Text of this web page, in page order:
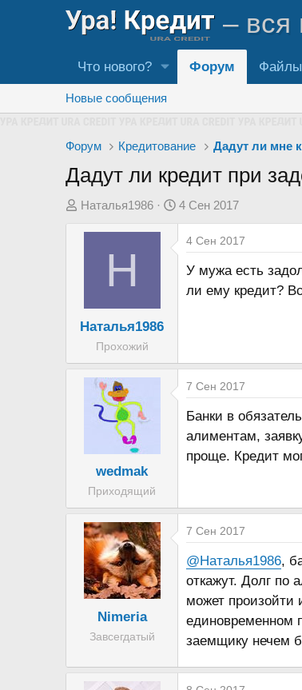
– вся
Что нового? Форум Файлы
Новые сообщения
Форум Кредитование Дадут ли мне
Дадут ли кредит при
А
е
Наталья1986
Д
а
4 Сен 2017
Н
Наталья1986
Прохожий
4 Сен 2017
У мужа есть
ли ему кредит?
wedmak
Приходящий
7 Сен 2017
Банки в
алиментам,
проще. Кредит
Nimeria
Завсегдатый
7 Сен 2017
@Наталья1986,
откажут. Долг по
может произойти
единовременном
заемщику нечем